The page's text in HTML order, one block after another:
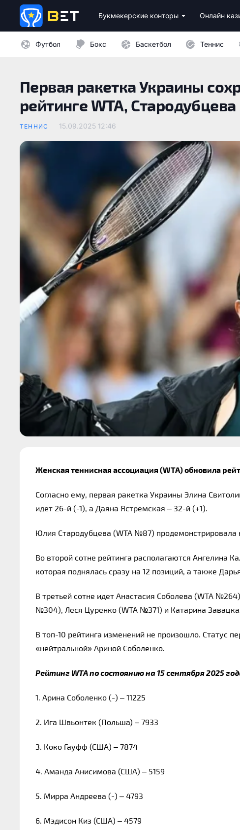
Букмекерские конторы Онлайн
Футбол Бокс Баскетбол Теннис
Первая ракетка Украины
рейтинге WTA,
ТЕННИС 15.09.2025 12:46
Женская теннисная ассоциация (WTA) обновила
Согласно ему, первая ракетка Украины Элина
идет 26-й (-1), а Даяна Ястремская – 32-й (+1).
Юлия Стародубцева (WTA №87) продемонстрировала
Во второй сотне рейтинга располагаются Ангелина
которая поднялась сразу на 12 позиций, а также
В третьей сотне идет Анастасия Соболева (WTA
№304), Леся Цуренко (WTA №371) и Катарина
В топ-10 рейтинга изменений не произошло. Статус
«нейтральной» Ариной Соболенко.
Рейтинг WTA по состоянию на 15 сентября 2025
1. Арина Соболенко (-) – 11225
2. Ига Швьонтек (Польша) – 7933
3. Коко Гауфф (США) – 7874
4. Аманда Анисимова (США) – 5159
5. Мирра Андреева (-) – 4793
6. Мэдисон Киз (США) – 4579